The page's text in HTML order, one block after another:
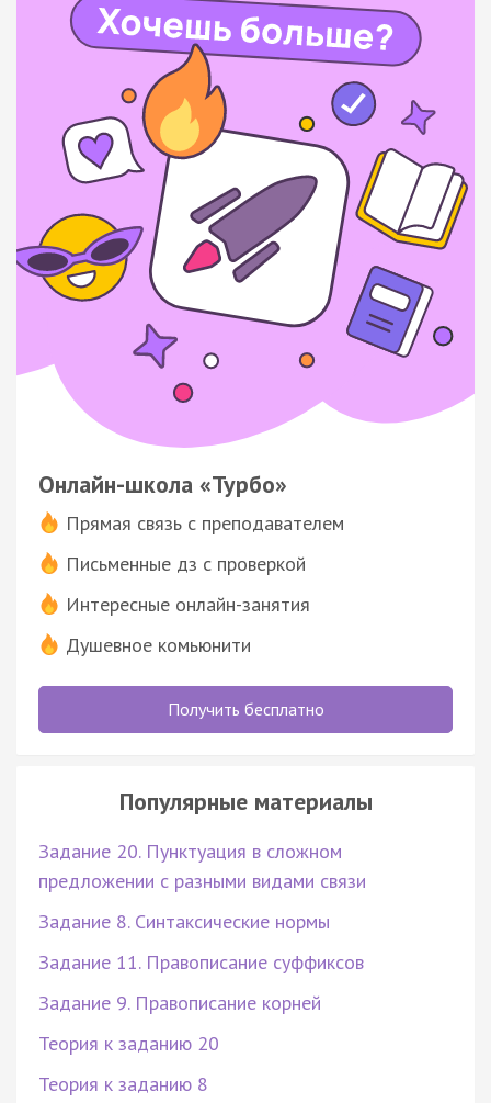
Онлайн-школа «Турбо»
Прямая связь с преподавателем
Письменные дз с проверкой
Интересные онлайн-занятия
Душевное комьюнити
Получить бесплатно
Популярные материалы
Задание 20. Пунктуация в сложном
предложении с разными видами связи
Задание 8. Синтаксические нормы
Задание 11. Правописание суффиксов
Задание 9. Правописание корней
Теория к заданию 20
Теория к заданию 8